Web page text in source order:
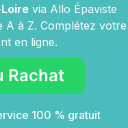
via Allo Épaviste
A à Z. Complétez votre
en ligne.
Rachat
100 % gratuit